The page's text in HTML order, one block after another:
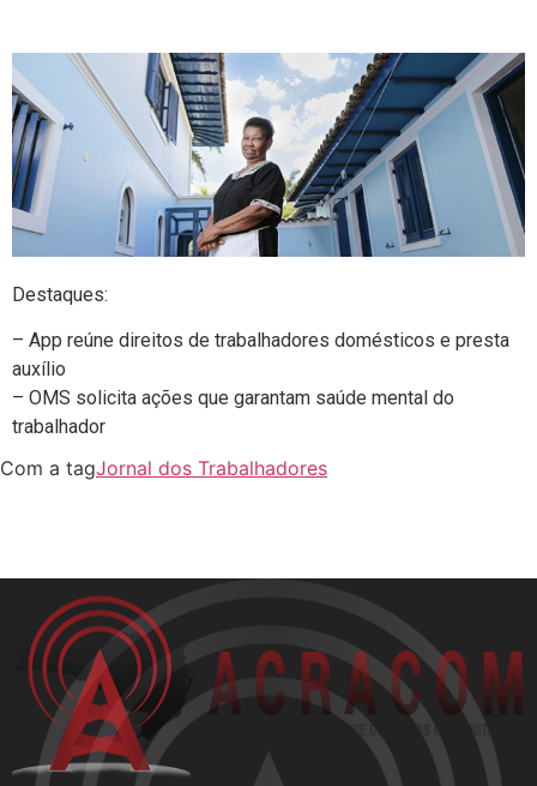
Destaques:
– App reúne direitos de trabalhadores domésticos e presta
auxílio
– OMS solicita ações que garantam saúde mental do
trabalhador
Com a tagJornal dos Trabalhadores